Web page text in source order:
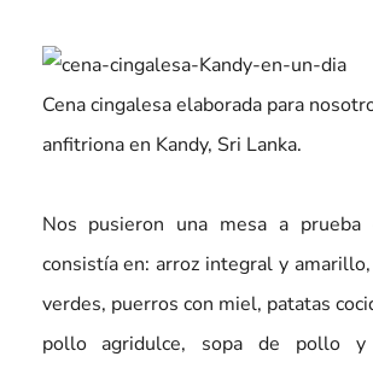
Cena cingalesa elaborada para
anfitriona en Kandy, Sri Lanka.
Nos pusieron una mesa a prueba
consistía en: arroz integral y
verdes, puerros con miel, patatas
pollo agridulce, sopa de pollo y